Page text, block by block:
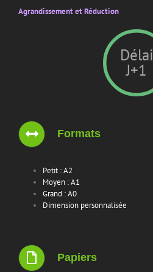
Agrandissement et Réduction
Délai
J+1
Formats
Petit : A2
Moyen : A1
Grand : A0
Dimension personnalisée
Papiers